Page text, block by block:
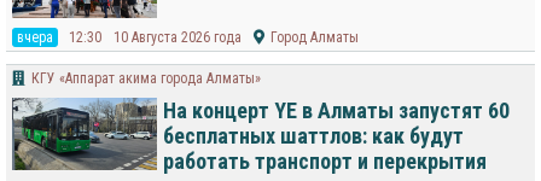
вчера 12:30 10 Августа 2026 года Город Алматы
КГУ «Аппарат акима города Алматы»
На концерт YE в Алматы запустят 60
бесплатных шаттлов: как будут
работать транспорт и перекрытия